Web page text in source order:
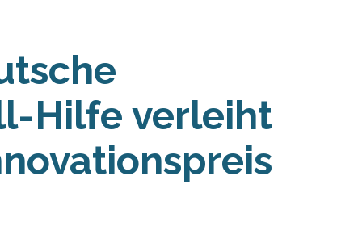
Hilfe verleiht